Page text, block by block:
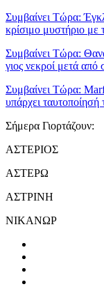
Συμβαίνει Τώρα:
κρίσιμο μυστήριο με
Συμβαίνει Τώρα:
γιος νεκροί μετά
Συμβαίνει Τώρα:
υπάρχει ταυτοποίησή
Σήμερα Γιορτάζουν:
ΑΣΤΕΡΙΟΣ
ΑΣΤΕΡΩ
ΑΣΤΡΙΝΗ
ΝΙΚΑΝΩΡ